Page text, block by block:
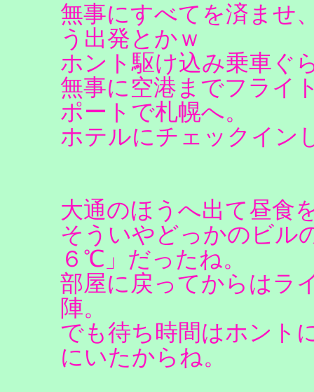
無事にすべてを済ませ
う出発とかｗ
ホント駆け込み乗車ぐ
無事に空港までフライ
ポートで札幌へ。
ホテルにチェックイン
大通のほうへ出て昼食
そういやどっかのビル
６℃」だったね。
部屋に戻ってからはラ
陣。
でも待ち時間はホント
にいたからね。